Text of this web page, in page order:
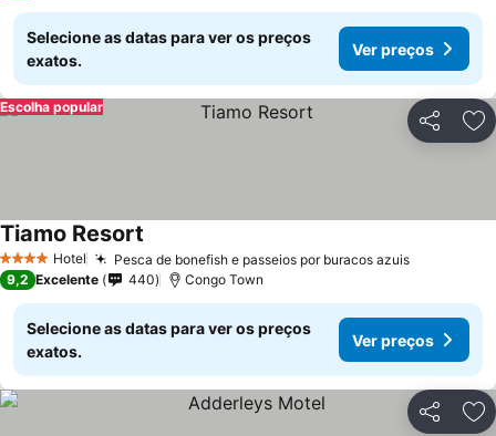
Selecione as datas para ver os preços
exatos.
Ver preços
Partilhar
Escolha popular
4 EstrelasHotel Pesca de bonefish e passeios por buracos azuisVer
Tiamo Resort
9,2 Excelente 440 Congo Town
Selecione as datas para ver os preços
exatos.
Ver preços
Partilhar